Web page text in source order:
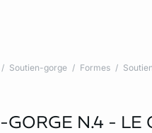
Soutien-gorge Formes
N.4 - LE